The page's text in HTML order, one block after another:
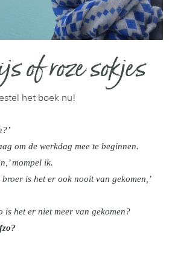
of roze sokjes
het boek nu!
om de werkdag mee te beginnen.
mompel ik.
is het er ook nooit van gekomen,’
is het er niet meer van gekomen?